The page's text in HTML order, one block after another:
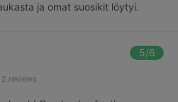
ja omat suosikit löytyi.
5/6
2 reviews